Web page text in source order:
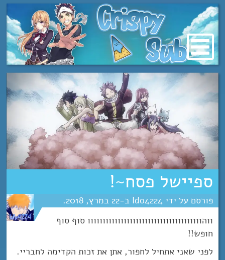
מעבר
לתוכן
ספיישל פסח~!
Ido4224
22 מרץ 2018
ווהוווווווווווווווווווווווווווווווווווווו סוף סוף
חופש!!
לפני שאני אתחיל לחפור, אתן את זכות הקדימה לחבריי.